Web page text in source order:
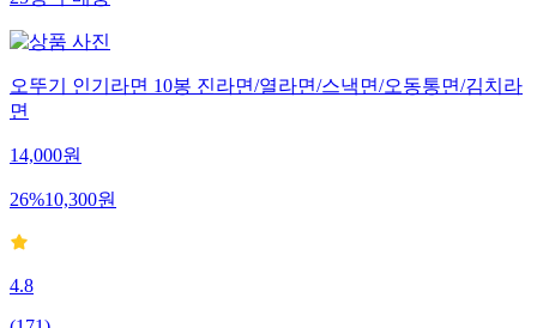
25명구매중
오뚜기 인기라면 10봉 진라면/열라면/스낵면/오동통면/김치라
면
14,000원
26%10,300원
4.8